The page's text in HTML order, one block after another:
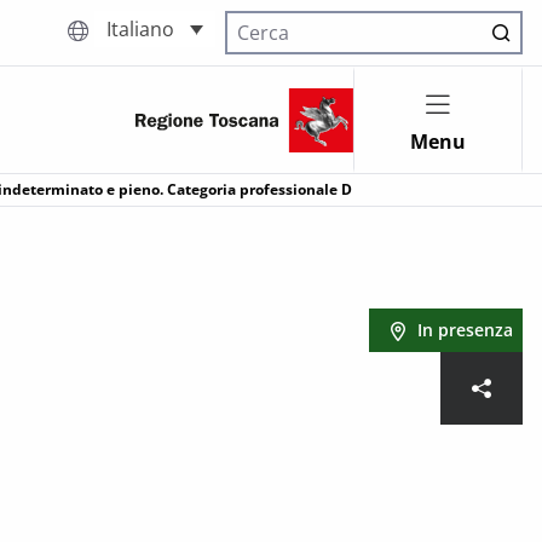
Italiano
Cerca nel sito
Menu
e pieno. Categoria professionale D
In presenza